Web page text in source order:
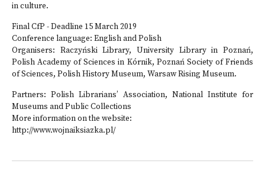
in culture.
Final CfP - Deadline 15 March 2019
Conference language: English and Polish
Organisers: Raczyński Library, University Library in Poznań,
Polish Academy of Sciences in Kórnik, Poznań Society of Friends
of Sciences, Polish History Museum, Warsaw Rising Museum.
Partners: Polish Librarians’ Association, National Institute for
Museums and Public Collections
More information on the website:
http://www.wojnaiksiazka.pl/